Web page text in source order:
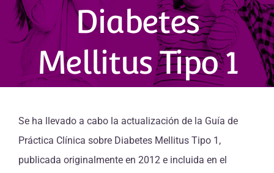
Diabetes
Mellitus Tipo 1
Se ha llevado a cabo la actualización de la Guía de
Práctica Clínica sobre Diabetes Mellitus Tipo 1,
publicada originalmente en 2012 e incluida en el